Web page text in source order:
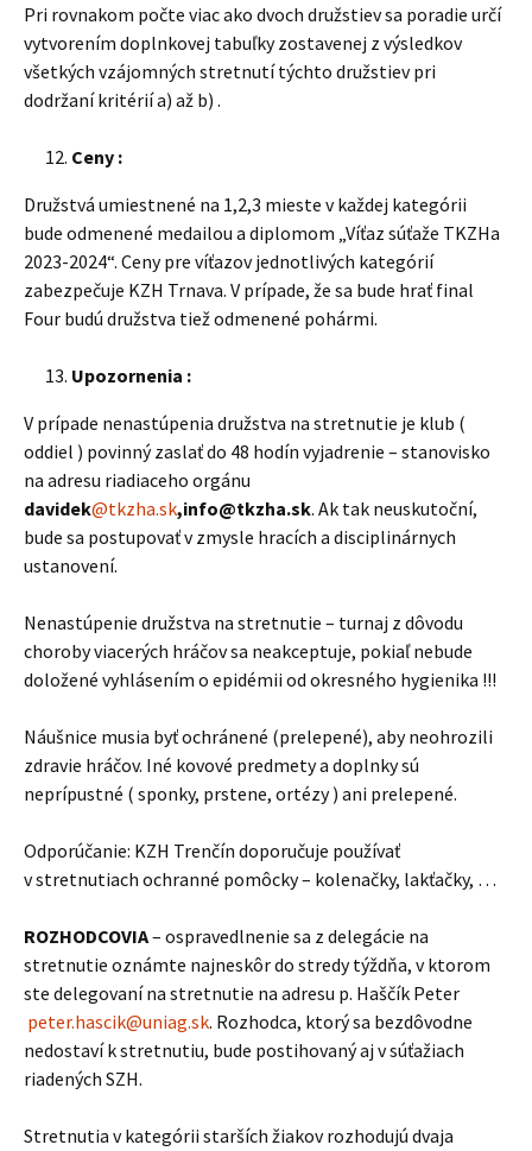
Pri rovnakom počte viac ako dvoch družstiev sa poradie určí
vytvorením doplnkovej tabuľky zostavenej z výsledkov
všetkých vzájomných stretnutí týchto družstiev pri
dodržaní kritérií a) až b) .
Ceny :
Družstvá umiestnené na 1,2,3 mieste v každej kategórii
bude odmenené medailou a diplomom „Víťaz súťaže TKZHa
2023-2024“. Ceny pre víťazov jednotlivých kategórií
zabezpečuje KZH Trnava. V prípade, že sa bude hrať final
Four budú družstva tiež odmenené pohármi.
Upozornenia :
V prípade nenastúpenia družstva na stretnutie je klub (
oddiel ) povinný zaslať do 48 hodín vyjadrenie – stanovisko
na adresu riadiaceho orgánu
davidek@tkzha.sk,info@tkzha.sk. Ak tak neuskutoční,
bude sa postupovať v zmysle hracích a disciplinárnych
ustanovení.
Nenastúpenie družstva na stretnutie – turnaj z dôvodu
choroby viacerých hráčov sa neakceptuje, pokiaľ nebude
doložené vyhlásením o epidémii od okresného hygienika !!!
Náušnice musia byť ochránené (prelepené), aby neohrozili
zdravie hráčov. Iné kovové predmety a doplnky sú
neprípustné ( sponky, prstene, ortézy ) ani prelepené.
Odporúčanie: KZH Trenčín doporučuje používať
v stretnutiach ochranné pomôcky – kolenačky, lakťačky, …
ROZHODCOVIA– ospravedlnenie sa z delegácie na
stretnutie oznámte najneskôr do stredy týždňa, v ktorom
ste delegovaní na stretnutie na adresu p. Haščík Peter
peter.hascik@uniag.sk. Rozhodca, ktorý sa bezdôvodne
nedostaví k stretnutiu, bude postihovaný aj v súťažiach
riadených SZH.
Stretnutia v kategórii starších žiakov rozhodujú dvaja